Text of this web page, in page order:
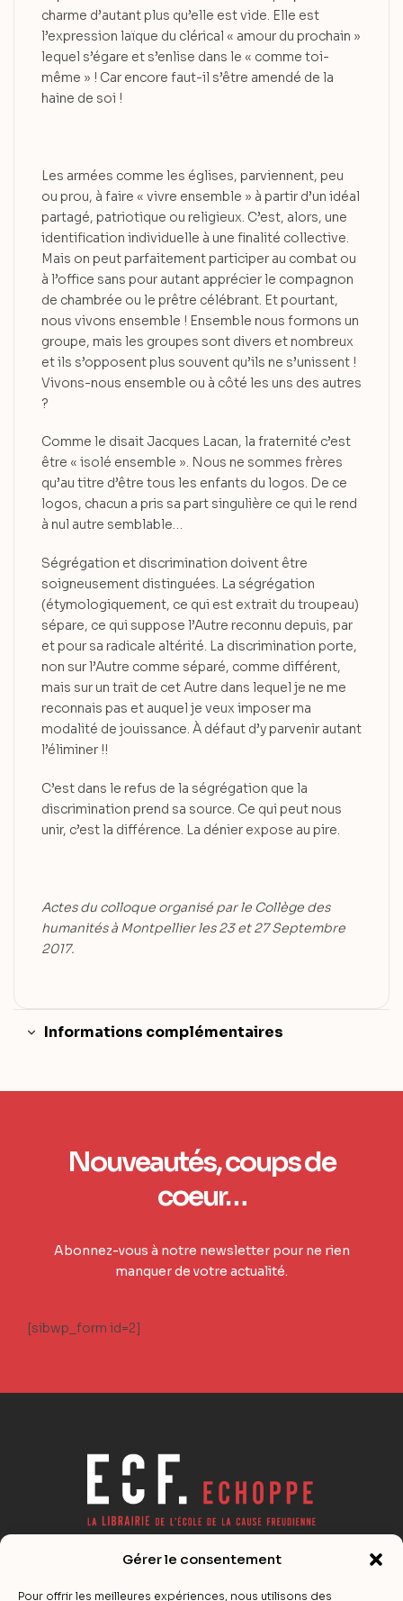
Gérer le consentement
Pour offrir les meilleures expériences, nous utilisons des
charme d’autant plus qu’elle est vide. Elle est
l’expression laïque du clérical « amour du prochain »
lequel s’égare et s’enlise dans le « comme toi-
même » ! Car encore faut-il s’être amendé de la
haine de soi !
Les armées comme les églises, parviennent, peu
ou prou, à faire « vivre ensemble » à partir d’un idéal
partagé, patriotique ou religieux. C’est, alors, une
identification individuelle à une finalité collective.
Mais on peut parfaitement participer au combat ou
à l’office sans pour autant apprécier le compagnon
de chambrée ou le prêtre célébrant. Et pourtant,
nous vivons ensemble ! Ensemble nous formons un
groupe, mais les groupes sont divers et nombreux
et ils s’opposent plus souvent qu’ils ne s’unissent !
Vivons-nous ensemble ou à côté les uns des autres
?
Comme le disait Jacques Lacan, la fraternité c’est
être « isolé ensemble ». Nous ne sommes frères
qu’au titre d’être tous les enfants du logos. De ce
logos, chacun a pris sa part singulière ce qui le rend
à nul autre semblable…
Ségrégation et discrimination doivent être
soigneusement distinguées. La ségrégation
(étymologiquement, ce qui est extrait du troupeau)
sépare, ce qui suppose l’Autre reconnu depuis, par
et pour sa radicale altérité. La discrimination porte,
non sur l’Autre comme séparé, comme différent,
mais sur un trait de cet Autre dans lequel je ne me
reconnais pas et auquel je veux imposer ma
modalité de jouissance. À défaut d’y parvenir autant
l’éliminer !!
C’est dans le refus de la ségrégation que la
discrimination prend sa source. Ce qui peut nous
unir, c’est la différence. La dénier expose au pire.
Actes du colloque organisé par le Collège des
humanités à Montpellier les 23 et 27 Septembre
2017.
Informations complémentaires
Nouveautés, coups de
coeur…
Abonnez-vous à notre newsletter pour ne rien
manquer de votre actualité.
[sibwp_form id=2]
Actualité éditoriale de la psychanalyse lacanienne,